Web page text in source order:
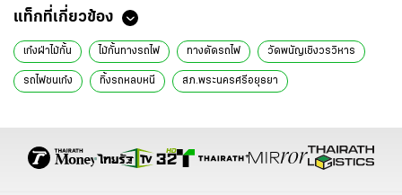
แท็กที่เกี่ยวข้อง
เก๋งฝ่าไม้กั้น ไม้กั้นทางรถไฟ ทางตัดรถไฟ วัดพนัญเชิงวรวิหาร
รถไฟชนเก๋ง ทิ้งรถหลบหนี สภ.พระนครศรีอยุธยา